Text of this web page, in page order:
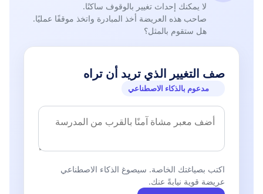
لا يمكنك إحداث تغيير بالوقوف ساكنًا.
صاحب هذه العريضة أخذ المبادرة واتخذ موقفًا عمليًا.
هل ستقوم بالمثل؟
صف التغيير الذي تريد أن تراه
مدعوم بالذكاء الاصطناعي
اكتب بصياغتك الخاصة. سيصوغ الذكاء الاصطناعي
عريضة قوية نيابةً عنك.